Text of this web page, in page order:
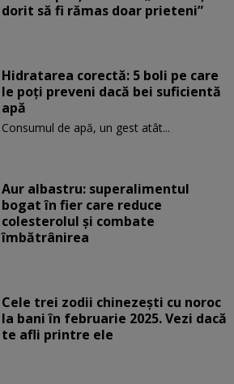
dorit să fi rămas doar prieteni”
Hidratarea corectă: 5 boli pe care
le poți preveni dacă bei suficientă
apă
Consumul de apă, un gest atât...
Aur albastru: superalimentul
bogat în fier care reduce
colesterolul și combate
îmbătrânirea
Cele trei zodii chinezești cu noroc
la bani în februarie 2025. Vezi dacă
te afli printre ele